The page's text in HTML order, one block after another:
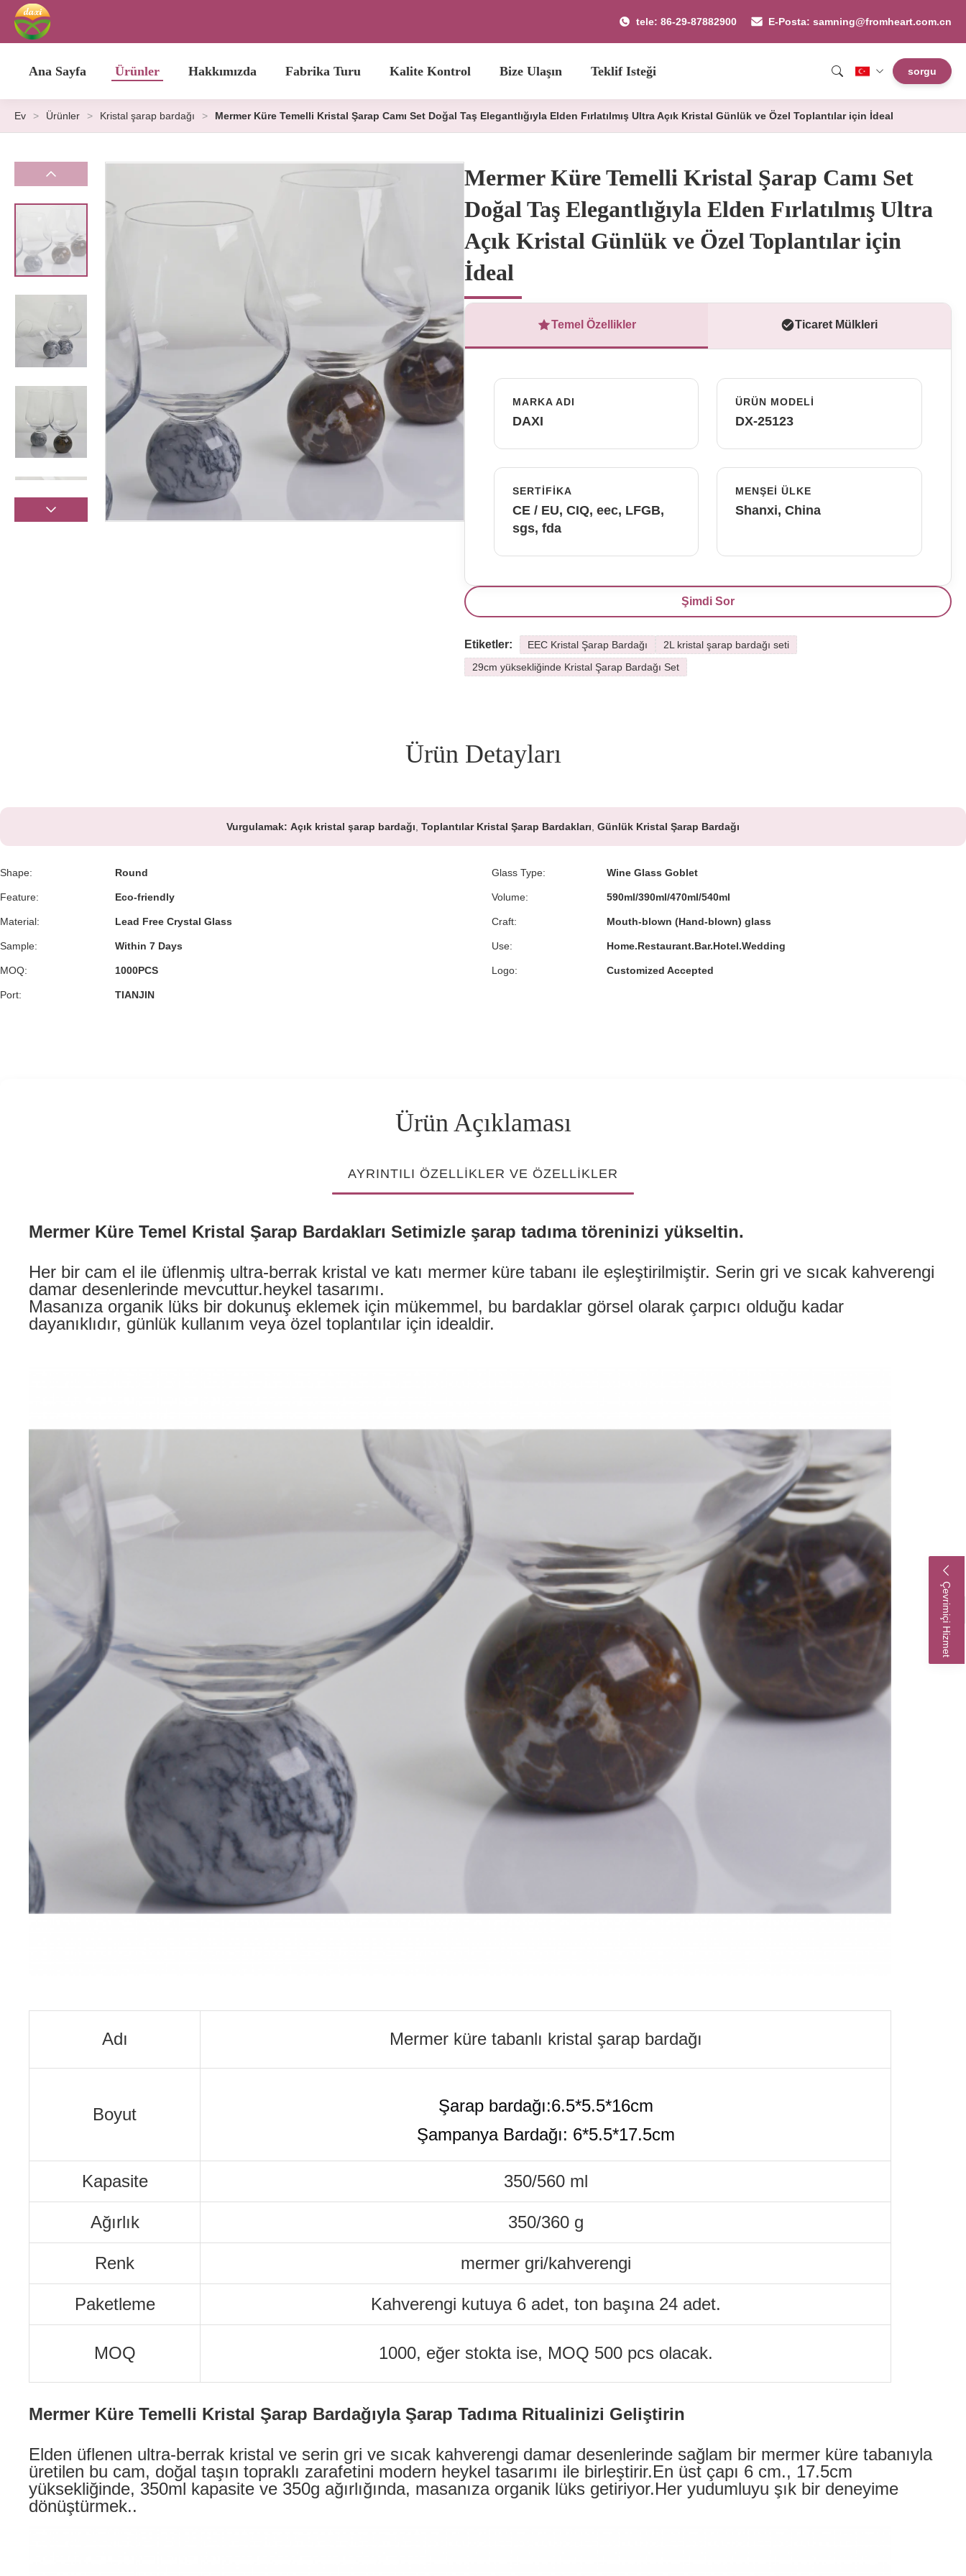
tele: 86-29-87882900 E-Posta: samning@fromheart.com.cn
Ana Sayfa Ürünler Hakkımızda Fabrika Turu Kalite Kontrol Bize Ulaşın Teklif Isteği sorgu
Çevrimiçi Hizmet
Ev > Ürünler > Kristal şarap bardağı > Mermer Küre Temelli Kristal Şarap Camı Set Doğal Taş Elegantlığıyla Elden Fırlatılmış Ultra Açık Kristal Günlük ve Özel Toplantılar için İdeal
Mermer Küre Temelli Kristal Şarap Camı Set
Doğal Taş Elegantlığıyla Elden Fırlatılmış Ultra
Açık Kristal Günlük ve Özel Toplantılar için
İdeal
Temel Özellikler Ticaret Mülkleri
MARKA ADI
DAXI
ÜRÜN MODELI
DX-25123
SERTIFIKA
CE / EU, CIQ, eec, LFGB,
sgs, fda
MENŞEI ÜLKE
Shanxi, China
Şimdi Sor
Etiketler: EEC Kristal Şarap Bardağı
2L kristal şarap bardağı seti
29cm yüksekliğinde Kristal Şarap Bardağı Set
Ürün Detayları
Vurgulamak: Açık kristal şarap bardağı Toplantılar Kristal Şarap Bardakları Günlük Kristal Şarap Bardağı
Shape: Round Glass Type: Wine Glass Goblet
Feature: Eco-friendly Volume: 590ml/390ml/470ml/540ml
Material: Lead Free Crystal Glass Craft: Mouth-blown (Hand-blown) glass
Sample: Within 7 Days Use: Home.Restaurant.Bar.Hotel.Wedding
MOQ: 1000PCS Logo: Customized Accepted
Port: TIANJIN
Ürün Açıklaması
AYRINTILI ÖZELLIKLER VE ÖZELLIKLER
Mermer Küre Temel Kristal Şarap Bardakları Setimizle şarap tadıma töreninizi yükseltin.
Her bir cam el ile üflenmiş ultra-berrak kristal ve katı mermer küre tabanı ile eşleştirilmiştir. Serin gri ve sıcak kahverengi
damar desenlerinde mevcuttur.heykel tasarımı.
Masanıza organik lüks bir dokunuş eklemek için mükemmel, bu bardaklar görsel olarak çarpıcı olduğu kadar
dayanıklıdır, günlük kullanım veya özel toplantılar için idealdir.
Adı Mermer küre tabanlı kristal şarap bardağı
Boyut
Şarap bardağı:6.5*5.5*16cm
Şampanya Bardağı: 6*5.5*17.5cm
Kapasite 350/560 ml
Ağırlık 350/360 g
Renk mermer gri/kahverengi
Paketleme Kahverengi kutuya 6 adet, ton başına 24 adet.
MOQ 1000, eğer stokta ise, MOQ 500 pcs olacak.
Mermer Küre Temelli Kristal Şarap Bardağıyla Şarap Tadıma Ritualinizi Geliştirin
Elden üflenen ultra-berrak kristal ve serin gri ve sıcak kahverengi damar desenlerinde sağlam bir mermer küre tabanıyla
üretilen bu cam, doğal taşın topraklı zarafetini modern heykel tasarımı ile birleştirir.En üst çapı 6 cm., 17.5cm
yüksekliğinde, 350ml kapasite ve 350g ağırlığında, masanıza organik lüks getiriyor.Her yudumluyu şık bir deneyime
dönüştürmek..